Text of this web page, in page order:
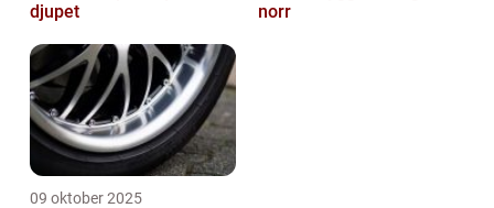
djupet
norr
09 oktober 2025